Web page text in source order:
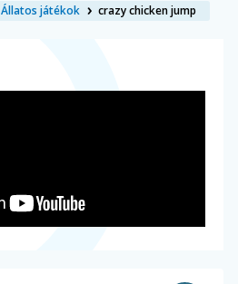
Állatos játékok crazy chicken jump